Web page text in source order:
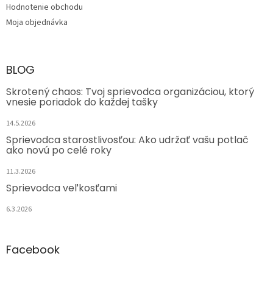
Hodnotenie obchodu
Moja objednávka
BLOG
Skrotený chaos: Tvoj sprievodca organizáciou, ktorý
vnesie poriadok do každej tašky
14.5.2026
Sprievodca starostlivosťou: Ako udržať vašu potlač
ako novú po celé roky
11.3.2026
Sprievodca veľkosťami
6.3.2026
Facebook